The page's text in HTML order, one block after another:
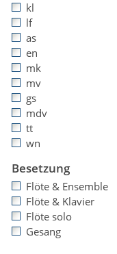
kl
lf
as
en
mk
mv
gs
mdv
tt
wn
Besetzung
Flöte & Ensemble
Flöte & Klavier
Flöte solo
Gesang